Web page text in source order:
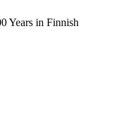
Years in Finnish